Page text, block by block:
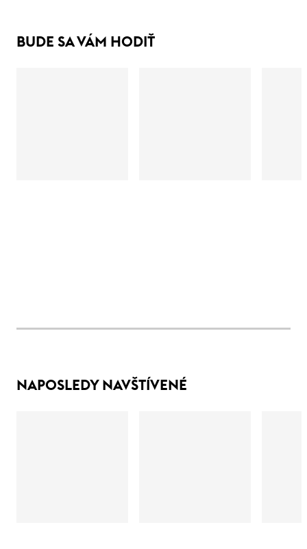
BUDE SA VÁM HODIŤ
NAPOSLEDY NAVŠTÍVENÉ